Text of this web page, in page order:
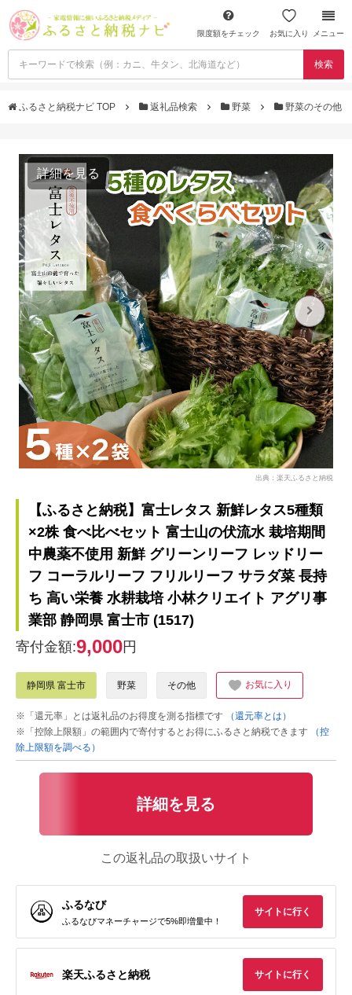
限度額をチェック お気に入り メニュー
検索
ふるさと納税ナビ TOP 返礼品検索 野菜 野菜のその他
詳細を見る
出典：楽天ふるさと納税
【ふるさと納税】富士レタス 新鮮レタス5種類
×2株 食べ比べセット 富士山の伏流水 栽培期間
中農薬不使用 新鮮 グリーンリーフ レッドリー
フ コーラルリーフ フリルリーフ サラダ菜 長持
ち 高い栄養 水耕栽培 小林クリエイト アグリ事
業部 静岡県 富士市 (1517)
寄付金額:9,000円
静岡県 富士市 野菜 その他 お気に入り
※「還元率」とは返礼品のお得度を測る指標です
（還元率とは）
※「控除上限額」の範囲内で寄付するとお得にふるさと納税できます
（控
除上限額を調べる）
詳細を見る
この返礼品の取扱いサイト
ふるなび
ふるなびマネーチャージで5%即増量中！
サイトに行く
楽天ふるさと納税 サイトに行く